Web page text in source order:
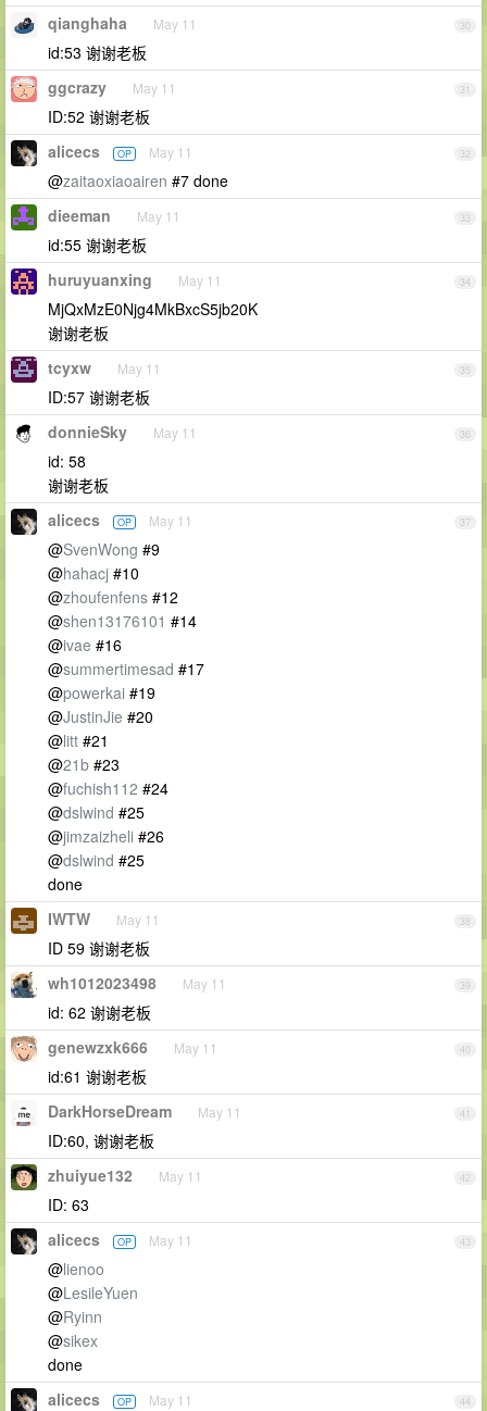
30
qianghaha May 11
id:53 谢谢老板
31
ggcrazy May 11
ID:52 谢谢老板
32
alicecs OP May 11
@zaitaoxiaoairen #7 done
33
dieeman May 11
id:55 谢谢老板
34
huruyuanxing May 11
MjQxMzE0Njg4MkBxcS5jb20K
谢谢老板
35
tcyxw May 11
ID:57 谢谢老板
36
donnieSky May 11
id: 58
谢谢老板
37
alicecs OP May 11
@SvenWong #9
@hahacj #10
@zhoufenfens #12
@shen13176101 #14
@ivae #16
@summertimesad #17
@powerkai #19
@JustinJie #20
@litt #21
@21b #23
@fuchish112 #24
@dslwind #25
@jimzaizheli #26
@dslwind #25
done
38
IWTW May 11
ID 59 谢谢老板
39
wh1012023498 May 11
id: 62 谢谢老板
40
genewzxk666 May 11
id:61 谢谢老板
41
DarkHorseDream May 11
ID:60, 谢谢老板
42
zhuiyue132 May 11
ID: 63
43
alicecs OP May 11
@lienoo
@LesileYuen
@Ryinn
@sikex
done
44
alicecs OP May 11